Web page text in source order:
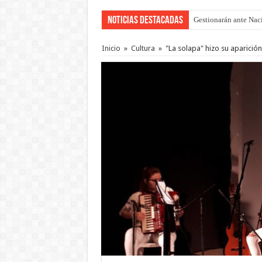
Noticias Destacadas Gestionarán ante
La media sanción a
Inicio » Cultura » "La solapa" hizo su aparición